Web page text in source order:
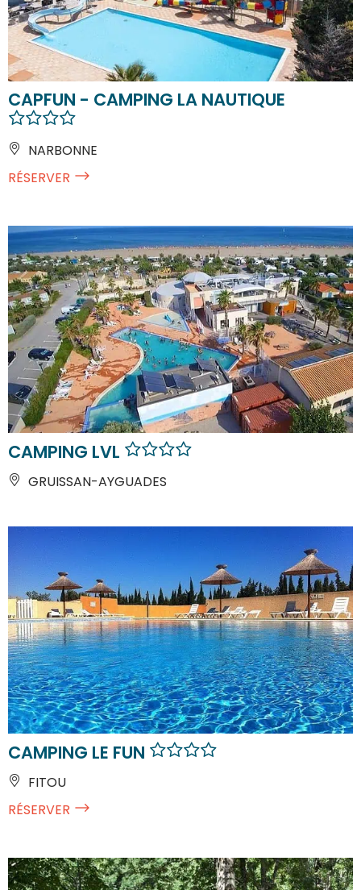
CAPFUN - CAMPING LA NAUTIQUE
NARBONNE
RÉSERVER
CAMPING LVL
GRUISSAN-AYGUADES
CAMPING LE FUN
FITOU
RÉSERVER